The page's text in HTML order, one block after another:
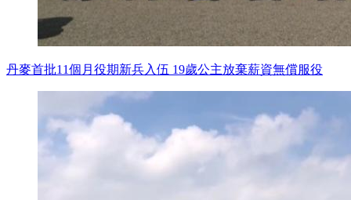
丹麥首批11個月役期新兵入伍 19歲公主放棄薪資無償服役